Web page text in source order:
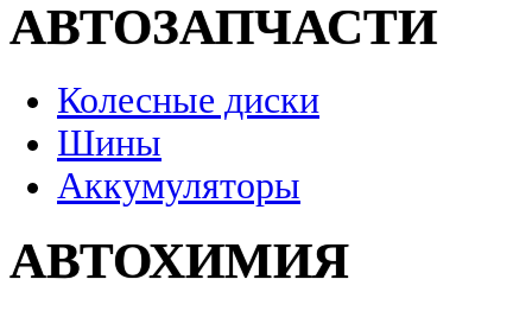
АВТОЗАПЧАСТИ
Колесные диски
Шины
Аккумуляторы
АВТОХИМИЯ